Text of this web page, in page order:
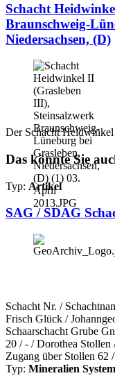
Schacht
Braunschweig-
Niedersachsen, (D)
Der Schacht Heidwinkel
Das könnte Sie
Typ: Artikel
SAG / SDAG
Schacht Nr. /
Frisch Glück /
Schaarschacht Grube
20 / - / Dorothea
Zugang über Stollen 62
Typ: Mineralien